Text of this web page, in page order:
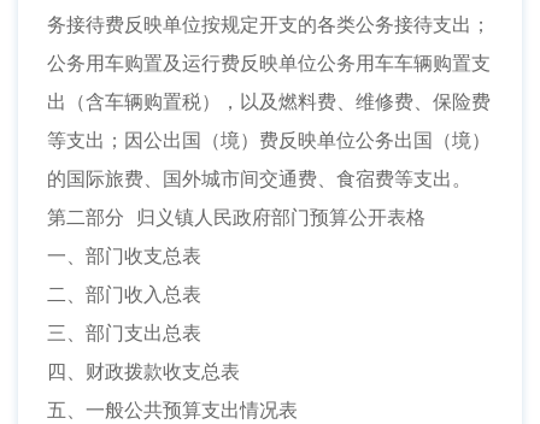
务接待费反映单位按规定开支的各类公务接待支出；
公务用车购置及运行费反映单位公务用车车辆购置支
出（含车辆购置税），以及燃料费、维修费、保险费
等支出；因公出国（境）费反映单位公务出国（境）
的国际旅费、国外城市间交通费、食宿费等支出。
第二部分 归义镇人民政府部门预算公开表格
一、部门收支总表
二、部门收入总表
三、部门支出总表
四、财政拨款收支总表
五、一般公共预算支出情况表